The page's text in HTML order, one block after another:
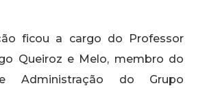
ficou a cargo do Professor
Queiroz e Melo, membro do
Administração do Grupo